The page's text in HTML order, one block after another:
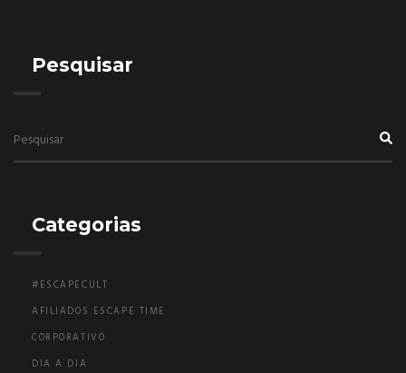
Pesquisar
Categorias
#ESCAPECULT
AFILIADOS ESCAPE TIME
CORPORATIVO
DIA A DIA